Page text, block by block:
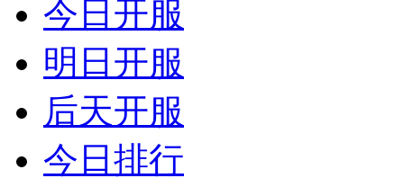
今日开服
明日开服
后天开服
今日排行